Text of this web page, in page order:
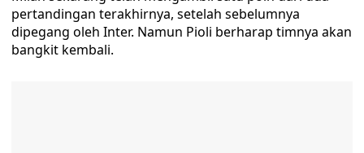
pertandingan terakhirnya, setelah sebelumnya
dipegang oleh Inter. Namun Pioli berharap timnya akan
bangkit kembali.